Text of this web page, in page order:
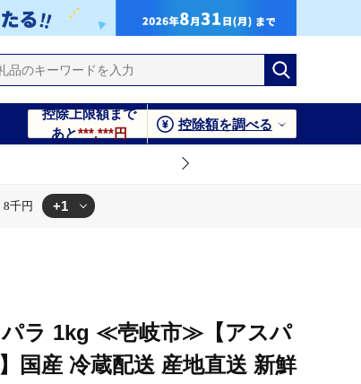
控除上限額まで
あと***,***円
控除額を調べる
千円 +1
パラ 1kg ≪壱岐市≫【アスパ
国産 冷蔵配送 産地直送 新鮮